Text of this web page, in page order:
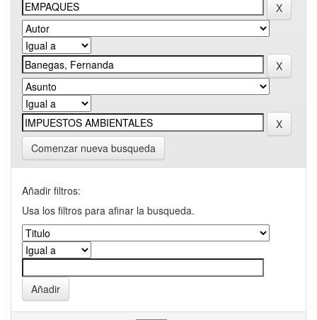
Comenzar nueva busqueda
Añadir filtros:
Usa los filtros para afinar la busqueda.